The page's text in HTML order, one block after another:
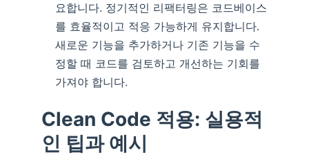
요합니다. 정기적인 리팩터링은 코드베이스
를 효율적이고 적응 가능하게 유지합니다.
새로운 기능을 추가하거나 기존 기능을 수
정할 때 코드를 검토하고 개선하는 기회를
가져야 합니다.
Clean Code 적용: 실용적
인 팁과 예시